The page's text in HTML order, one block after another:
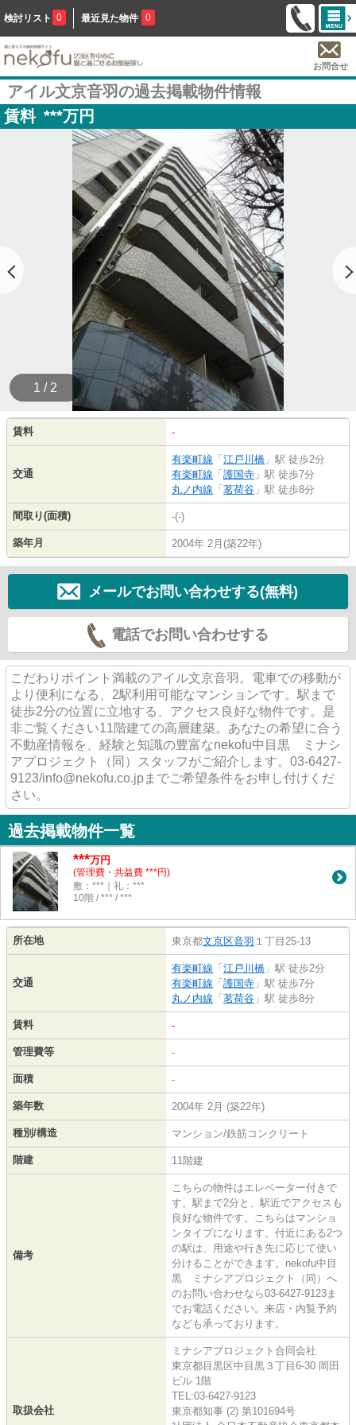
検討リスト 0 最近見た物件 0
お問合せ
アイル文京音羽の過去掲載物件情報
賃料 ***万円
1 / 2
賃料 -
交通
有楽町線 「 江戸川橋 」駅 徒歩2分
有楽町線 「 護国寺 」駅 徒歩7分
丸ノ内線 「 茗荷谷 」駅 徒歩8分
間取り(面積) -(-)
築年月 2004年 2月(築22年)
メールでお問い合わせする(無料)
電話でお問い合わせする
こだわりポイント満載のアイル文京音羽。電車での移動が
より便利になる、2駅利用可能なマンションです。駅まで
徒歩2分の位置に立地する、アクセス良好な物件です。是
非ご覧ください11階建ての高層建築。あなたの希望に合う
不動産情報を、経験と知識の豊富なnekofu中目黒 ミナシ
アプロジェクト（同）スタッフがご紹介します。03-6427-
9123/info@nekofu.co.jpまでご希望条件をお申し付けくだ
さい。
過去掲載物件一覧
***万円
(管理費・共益費 ***円)
敷：***｜礼：***
10階 / *** / ***
所在地 東京都文京区音羽 １丁目25-13
交通
有楽町線 「 江戸川橋 」駅 徒歩2分
有楽町線 「 護国寺 」駅 徒歩7分
丸ノ内線 「 茗荷谷 」駅 徒歩8分
賃料 -
管理費等 -
面積 -
築年数 2004年 2月 (築22年)
種別/構造 マンション/鉄筋コンクリート
階建 11階建
備考
こちらの物件はエレベーター付きで
す。駅まで2分と、駅近でアクセスも
良好な物件です。こちらはマンショ
ンタイプになります。付近にある2つ
の駅は、用途や行き先に応じて使い
分けることができます。nekofu中目
黒 ミナシアプロジェクト（同）へ
のお問い合わせなら03-6427-9123ま
でお電話ください。来店・内覧予約
なども承っております。
取扱会社
ミナシアプロジェクト合同会社
東京都目黒区中目黒３丁目6-30 岡田
ビル 1階
TEL:03-6427-9123
東京都知事 (2) 第101694号